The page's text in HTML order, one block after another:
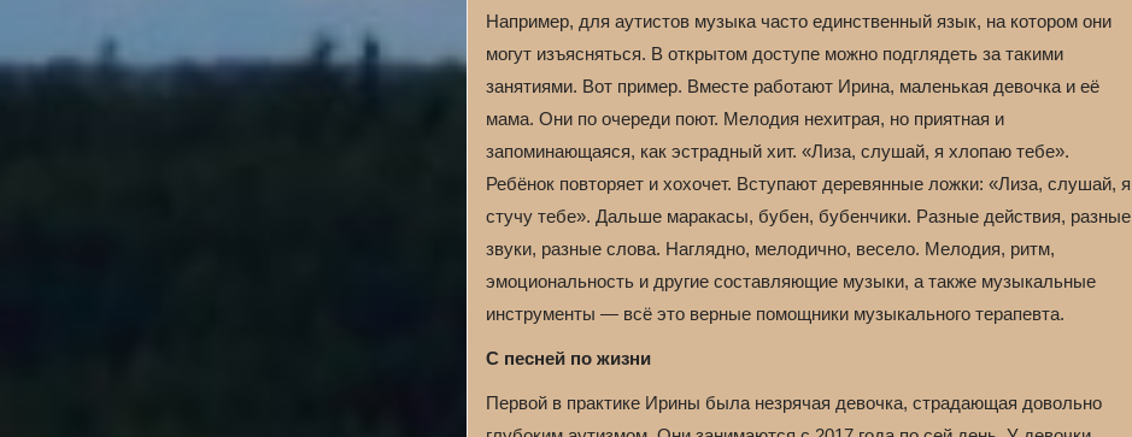
Например, для аутистов музыка часто единственный язык, на котором они
могут изъясняться. В открытом доступе можно подглядеть за такими
занятиями. Вот пример. Вместе работают Ирина, маленькая девочка и её
мама. Они по очереди поют. Мелодия нехитрая, но приятная и
запоминающаяся, как эстрадный хит. «Лиза, слушай, я хлопаю тебе».
Ребёнок повторяет и хохочет. Вступают деревянные ложки: «Лиза, слушай, я
стучу тебе». Дальше маракасы, бубен, бубенчики. Разные действия, разные
звуки, разные слова. Наглядно, мелодично, весело. Мелодия, ритм,
эмоциональность и другие составляющие музыки, а также музыкальные
инструменты — всё это верные помощники музыкального терапевта.
С песней по жизни
Первой в практике Ирины была незрячая девочка, страдающая довольно